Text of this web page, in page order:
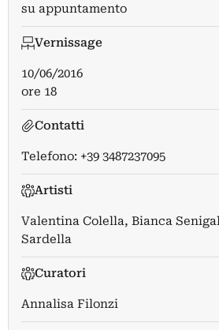
su appuntamento
Vernissage
10/06/2016
ore 18
Contatti
Telefono: +39 3487237095
Artisti
Valentina Colella, Bianca
Sardella
Curatori
Annalisa Filonzi